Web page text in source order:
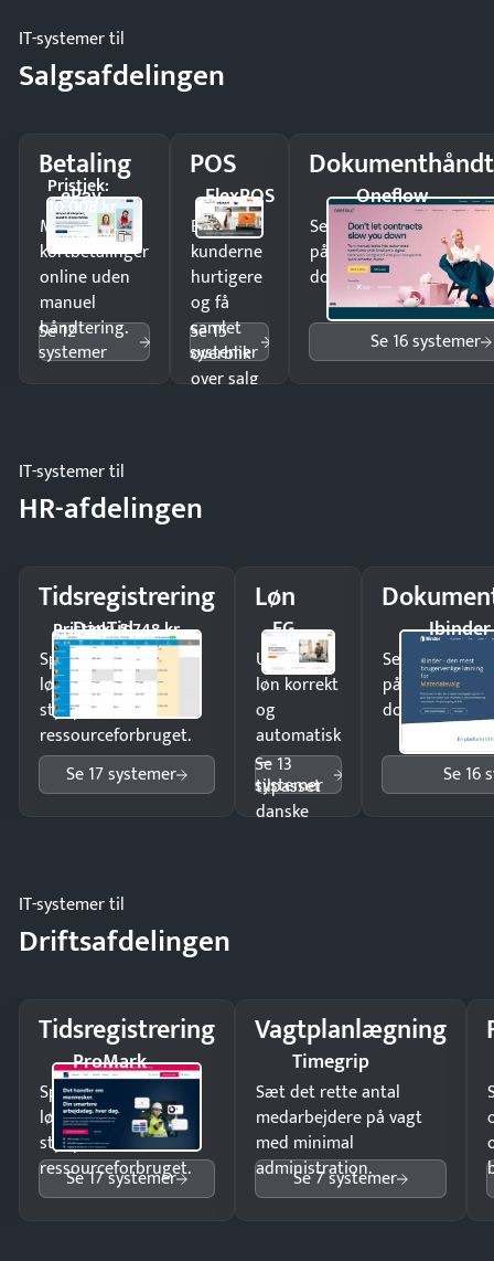
IT-systemer til
Salgsafdelingen
Betaling
ePay
Pristjek:
10.008 kr
Modtag
kortbetalinger
online uden
manuel
håndtering.
Se 12
systemer
POS
FlexPOS
Ekspedér
kunderne
hurtigere
og få
samlet
overblik
over salg
Se 15
systemer
Oneflow
Send kontrakter til
på minutter og mist
dokumenter.
Se 16 systemer
IT-systemer til
HR-afdelingen
Tidsregistrering
DanTid
Pristjek: 5.748 kr
Spar tid på
lønberegning og få
styr på
ressourceforbruget.
Se 17 systemer
Løn
EG
Udbetal
løn korrekt
og
automatisk
—
tilpasset
danske
Se 13
systemer
Ibinder
Send
på minutter
dokumenter.
Se 16
IT-systemer til
Driftsafdelingen
Tidsregistrering
ProMark
Spar tid på
lønberegning og få
styr på
ressourceforbruget.
Se 17 systemer
Vagtplanlægning
Timegrip
Sæt det rette antal
medarbejdere på vagt
med minimal
administration.
Se 7 systemer